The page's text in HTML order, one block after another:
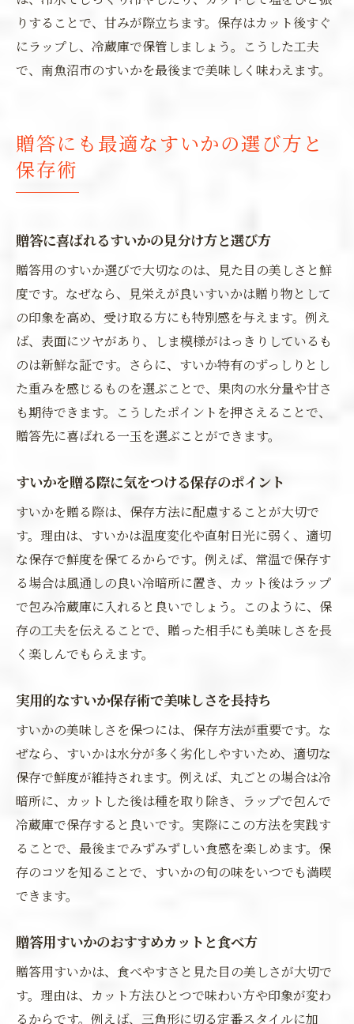
りすることで、甘みが際立ちます。保存はカット後すぐ
にラップし、冷蔵庫で保管しましょう。こうした工夫
で、南魚沼市のすいかを最後まで美味しく味わえます。
贈答にも最適なすいかの選び方と
保存術
贈答に喜ばれるすいかの見分け方と選び方
贈答用のすいか選びで大切なのは、見た目の美しさと鮮
度です。なぜなら、見栄えが良いすいかは贈り物として
の印象を高め、受け取る方にも特別感を与えます。例え
ば、表面にツヤがあり、しま模様がはっきりしているも
のは新鮮な証です。さらに、すいか特有のずっしりとし
た重みを感じるものを選ぶことで、果肉の水分量や甘さ
も期待できます。こうしたポイントを押さえることで、
贈答先に喜ばれる一玉を選ぶことができます。
すいかを贈る際に気をつける保存のポイント
すいかを贈る際は、保存方法に配慮することが大切で
す。理由は、すいかは温度変化や直射日光に弱く、適切
な保存で鮮度を保てるからです。例えば、常温で保存す
る場合は風通しの良い冷暗所に置き、カット後はラップ
で包み冷蔵庫に入れると良いでしょう。このように、保
存の工夫を伝えることで、贈った相手にも美味しさを長
く楽しんでもらえます。
実用的なすいか保存術で美味しさを長持ち
すいかの美味しさを保つには、保存方法が重要です。な
ぜなら、すいかは水分が多く劣化しやすいため、適切な
保存で鮮度が維持されます。例えば、丸ごとの場合は冷
暗所に、カットした後は種を取り除き、ラップで包んで
冷蔵庫で保存すると良いです。実際にこの方法を実践す
ることで、最後までみずみずしい食感を楽しめます。保
存のコツを知ることで、すいかの旬の味をいつでも満喫
できます。
贈答用すいかのおすすめカットと食べ方
贈答用すいかは、食べやすさと見た目の美しさが大切で
す。理由は、カット方法ひとつで味わい方や印象が変わ
るからです。例えば、三角形に切る定番スタイルに加